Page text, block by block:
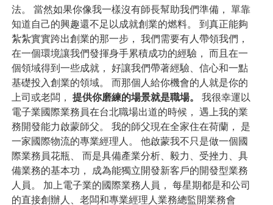
法。 當然如果你像我一樣沒有師長幫助我們準備， 單靠
知道自己的興趣還不足以成就創業的燃料。 到真正能夠
紮紮實實跨出創業的那一步， 我們需要有人帶領我們，
在一個環境讓我們發揮身手累積成功的經驗， 而且在一
個領域得到一些成就， 好讓我們帶著經驗、信心和一點
基礎投入創業的領域。 而那個人給你機會的人就是你的
上司或老闆， 提供你磨練的場景就是職場。
我很幸運以
電子業國際業務員在台北職場出道的時候， 遇上我的業
務開發能力啟蒙師父。 我的師父現在全家住在荷蘭， 是
一家國際物流的專業經理人。 他啟蒙我不只是做一個國
際業務員花瓶、 而是具備產業分析、毅力、受挫力、具
備業務的基本功， 成為能獨立開發新客戶的開發型業務
人員。 加上電子業的國際業務人員， 每星期都是和公司
的直接創辦人、老闆和專業經理人業務總監開業務會